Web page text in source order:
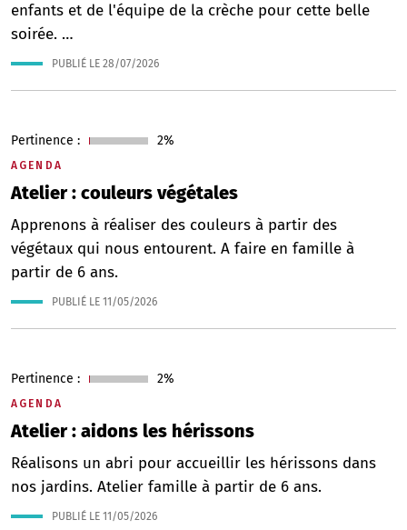
enfants et de l'équipe de la crèche pour cette belle
soirée. …
PUBLIÉ LE 28/07/2026
AGENDA
Atelier : couleurs végétales
Pertinence : 2%
Apprenons à réaliser des couleurs à partir des
végétaux qui nous entourent. A faire en famille à
partir de 6 ans.
PUBLIÉ LE 11/05/2026
AGENDA
Atelier : aidons les hérissons
Pertinence : 2%
Réalisons un abri pour accueillir les hérissons dans
nos jardins. Atelier famille à partir de 6 ans.
PUBLIÉ LE 11/05/2026